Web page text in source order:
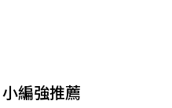
小編強推薦